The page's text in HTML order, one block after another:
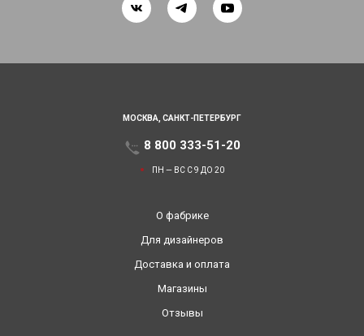
МОСКВА, САНКТ-ПЕТЕРБУРГ
8 800 333-51-20
ПН — ВС С 9 ДО 20
О фабрике
Для дизайнеров
Доставка и оплата
Магазины
Отзывы